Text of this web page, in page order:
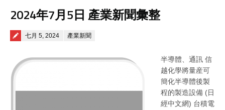
2024年7月5日 產業新聞彙整
Posted on
七月 5, 2024 產業新聞
半導體、通訊 信
越化學將量産可
簡化半導體後製
程的製造設備 (日
經中文網) 台積電